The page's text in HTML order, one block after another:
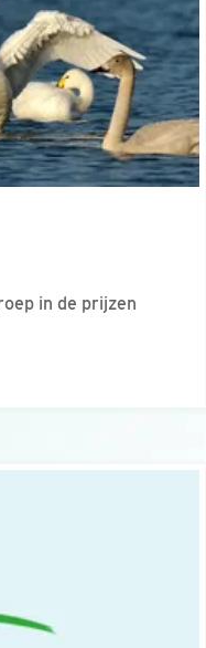
in de prijzen